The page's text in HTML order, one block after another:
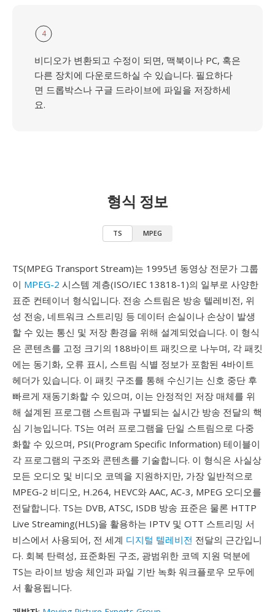
4
비디오가 변환되고 수정이 되면, 맥북이나 PC, 혹은
다른 장치에 다운로드하실 수 있습니다. 필요하다
면 드롭박스나 구글 드라이브에 파일을 저장하세
요.
형식 정보
TS MPEG
TS(MPEG Transport Stream)는 1995년 동영상 전문가 그룹
이 MPEG-2 시스템 계층(ISO/IEC 13818-1)의 일부로 사양한
표준 컨테이너 형식입니다. 전송 스트림은 방송 텔레비전, 위
성 전송, 네트워크 스트리밍 등 데이터 손실이나 손상이 발생
할 수 있는 통신 및 저장 환경을 위해 설계되었습니다. 이 형식
은 콘텐츠를 고정 크기의 188바이트 패킷으로 나누며, 각 패킷
에는 동기화, 오류 표시, 스트림 식별 정보가 포함된 4바이트
헤더가 있습니다. 이 패킷 구조를 통해 수신기는 신호 중단 후
빠르게 재동기화할 수 있으며, 이는 안정적인 저장 매체를 위
해 설계된 프로그램 스트림과 구별되는 실시간 방송 전달의 핵
심 기능입니다. TS는 여러 프로그램을 단일 스트림으로 다중
화할 수 있으며, PSI(Program Specific Information) 테이블이
각 프로그램의 구조와 콘텐츠를 기술합니다. 이 형식은 사실상
모든 오디오 및 비디오 코덱을 지원하지만, 가장 일반적으로
MPEG-2 비디오, H.264, HEVC와 AAC, AC-3, MPEG 오디오를
전달합니다. TS는 DVB, ATSC, ISDB 방송 표준은 물론 HTTP
Live Streaming(HLS)을 활용하는 IPTV 및 OTT 스트리밍 서
비스에서 사용되어, 전 세계 디지털 텔레비전 전달의 근간입니
다. 회복 탄력성, 표준화된 구조, 광범위한 코덱 지원 덕분에
TS는 라이브 방송 체인과 파일 기반 녹화 워크플로우 모두에
서 활용됩니다.